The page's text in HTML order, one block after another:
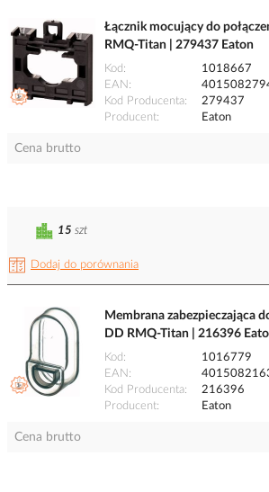
Łącznik mocujący do
RMQ-Titan | 279437 Eaton
Kod
1018667
EAN
Kod Producenta
279437
Producent
Eaton
Cena brutto
Dodaj do porównania
15 szt
Membrana zabezpieczająca
DD RMQ-Titan | 216396
Kod
1016779
EAN
Kod Producenta
216396
Producent
Eaton
Cena brutto